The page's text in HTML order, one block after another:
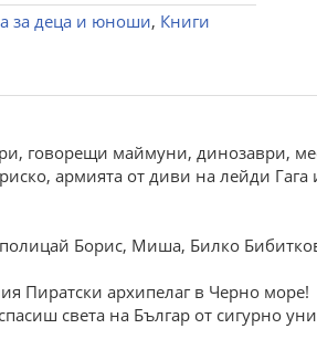
за деца и юноши, Книги
говорещи маймуни, динозаври,
армията от диви на лейди
Борис, Миша, Билко
Пиратски архипелаг в Черно море!
света на Българ от сигурно